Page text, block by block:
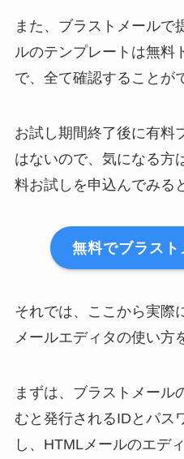
また、ブラストメールで
ルのテンプレートは無料
で、全て確認することが
お試し期間終了後に有料
はないので、気になる方
料お試しを申込んでみる
無料でブラス
それでは、ここから実際
メールエディタの使い方
まずは、ブラストメール
むと発行されるIDとパス
し、HTMLメールのエデ